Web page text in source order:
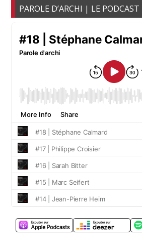
PAROLE D’ARCHI | LE PODCAST